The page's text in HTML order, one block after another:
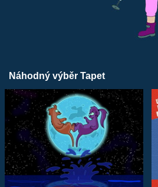
Náhodný výběr Tapet